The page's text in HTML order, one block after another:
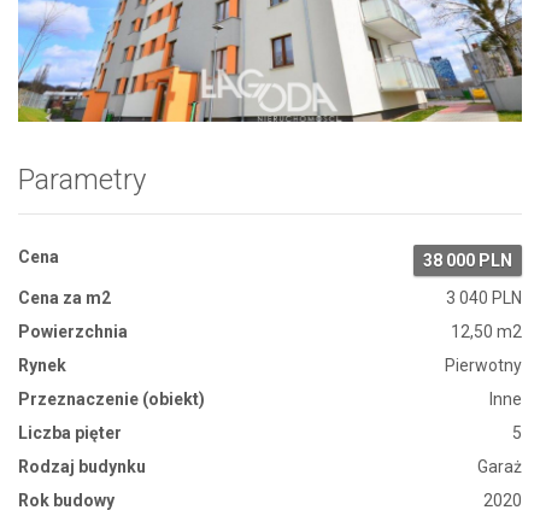
Zdjęcie 1
Parametry
Cena
38 000 PLN
Cena za m2
3 040 PLN
Powierzchnia
12,50 m2
Rynek
Pierwotny
Przeznaczenie (obiekt)
Inne
Liczba pięter
5
Rodzaj budynku
Garaż
Rok budowy
2020